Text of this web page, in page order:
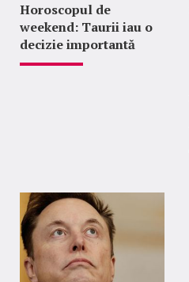
Horoscopul de
weekend: Taurii iau o
decizie importantă